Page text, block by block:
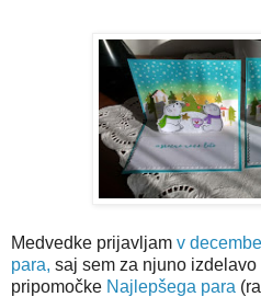
Medvedke prijavljam v
para, saj sem za njuno
pripomočke Najlepšega para